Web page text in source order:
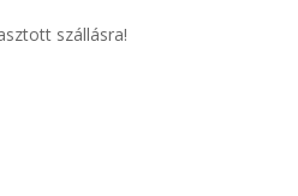
szállásra!